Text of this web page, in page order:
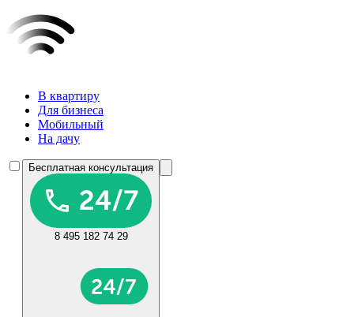
В квартиру
Для бизнеса
Мобильный
На дачу
Бесплатная консультация
8 495 182 74 29